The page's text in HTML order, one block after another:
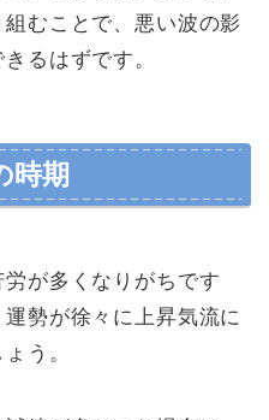
むことで、悪い波の影
るはずです。
時期
が多くなりがちです
勢が徐々に上昇気流に
う。